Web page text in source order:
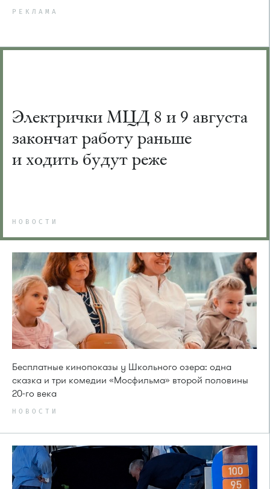
РЕКЛАМА
Электрички МЦД 8 и 9 августа
закончат работу раньше
и ходить будут реже
НОВОСТИ
Бесплатные кинопоказы у Школьного озера: одна
сказка и три комедии «Мосфильма» второй половины
20-го века
НОВОСТИ